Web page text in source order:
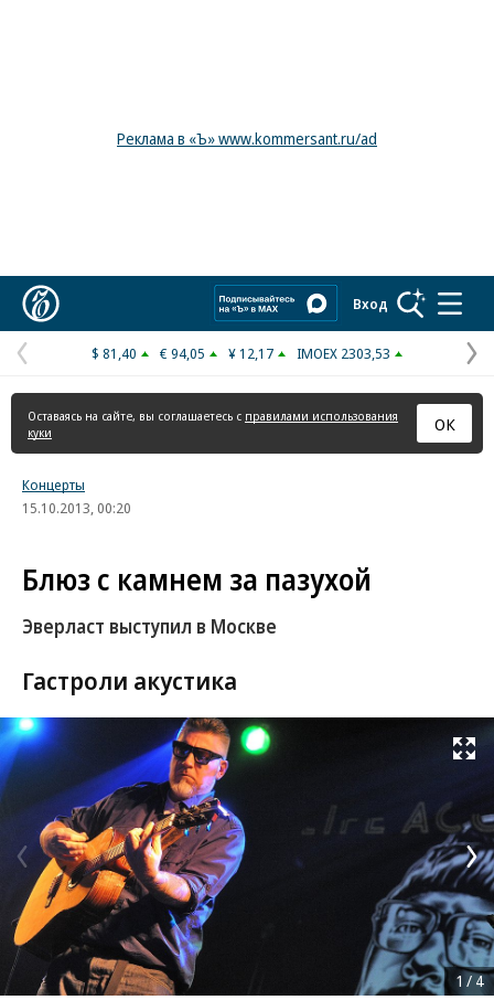
Реклама в «Ъ» www.kommersant.ru/ad
Вход
Предыдущая
страница
$ 81,40 € 94,05 ¥ 12,17 IMOEX 2303,53
Оставаясь на сайте, вы соглашаетесь с правилами использования
куки
ОК
Концерты
15.10.2013, 00:20
Блюз с камнем за пазухой
Эверласт выступил в Москве
Гастроли акустика
Развернуть
1 /4